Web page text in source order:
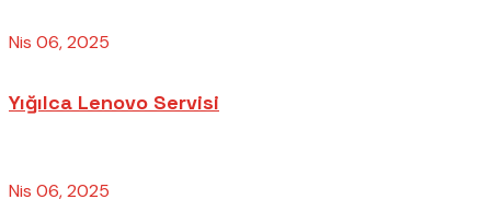
Nis 06, 2025
Yığılca Lenovo Servisi
Nis 06, 2025